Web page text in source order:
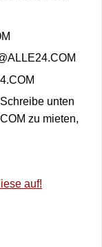
unten
zu mieten,
auf!